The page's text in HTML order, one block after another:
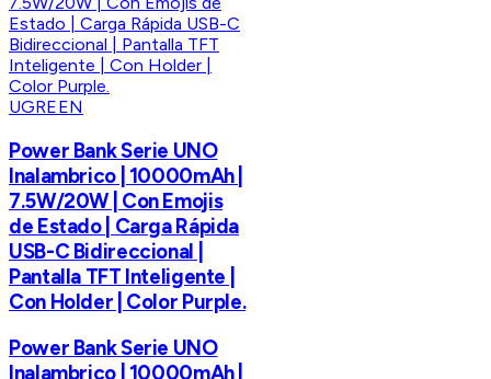
UGREEN
Power Bank Serie UNO
Inalambrico | 10000mAh |
7.5W/20W | Con Emojis
de Estado | Carga Rápida
USB-C Bidireccional |
Pantalla TFT Inteligente |
Con Holder | Color Purple.
Power Bank Serie UNO
Inalambrico | 10000mAh |